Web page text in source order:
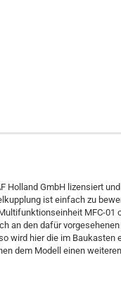
Holland GmbH lizensiert
ist einfach zu
MFC-01
an den dafür
wird hier die im Baukasten
dem Modell einen